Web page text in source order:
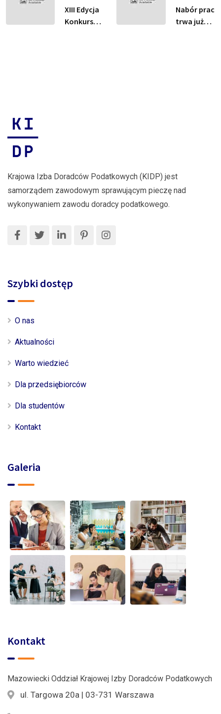
i Finału XIII
edycji
została
objęta
XIII Edycja
Konkursu
Nabór prac
trwa już
Krajowa Izba Doradców Podatkowych (KIDP) jest
samorządem zawodowym sprawującym pieczę nad
wykonywaniem zawodu doradcy podatkowego.
Szybki dostęp
O nas
Aktualności
Warto wiedzieć
Dla przedsiębiorców
Dla studentów
Kontakt
Galeria
Kontakt
Mazowiecki Oddział Krajowej Izby Doradców Podatkowych
ul. Targowa 20a | 03-731 Warszawa